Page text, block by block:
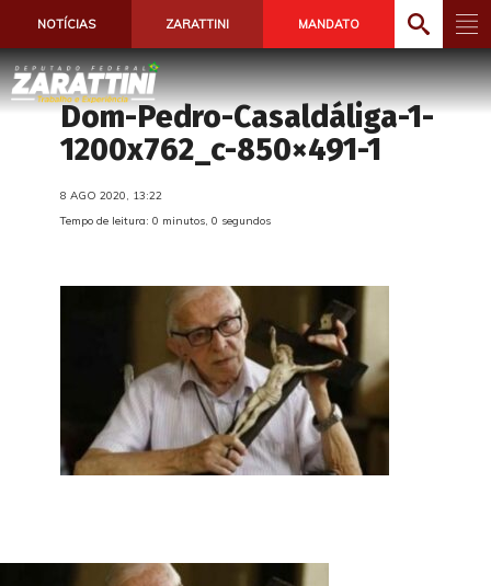
NOTÍCIAS ZARATTINI MANDATO
Dom-Pedro-Casaldáliga-1-
1200x762_c-850×491-1
8 AGO 2020, 13:22
Tempo de leitura: 0 minutos, 0 segundos